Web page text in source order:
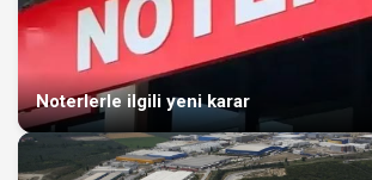
Noterlerle ilgili yeni karar